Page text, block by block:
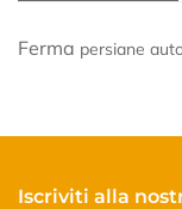
Ferma persiane
Iscriviti alla